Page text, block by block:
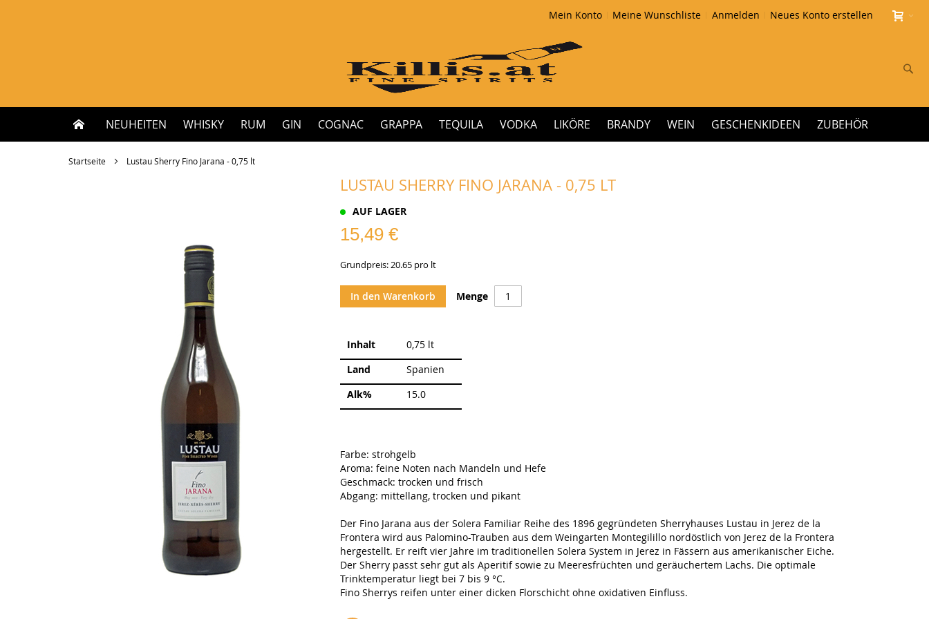
Mein Konto Meine Wunschliste Anmelden Neues Konto erstellen
NEUHEITEN WHISKY RUM GIN COGNAC GRAPPA TEQUILA VODKA LIKÖRE BRANDY WEIN GESCHENKIDEEN ZUBEHÖR
Startseite Lustau Sherry Fino Jarana - 0,75 lt
LUSTAU SHERRY FINO JARANA - 0,75 LT
AUF LAGER
15,49 €
Grundpreis: 20.65 pro lt
Menge
In den Warenkorb
Weitere
Inhalt
0,75 lt
Land
Spanien
Alk%
15.0
Farbe: strohgelb
Aroma: feine Noten nach Mandeln und Hefe
Geschmack: trocken und frisch
Abgang: mittellang, trocken und pikant
Der Fino Jarana aus der Solera Familiar Reihe des 1896 gegründeten Sherryhauses Lustau in Jerez de la
Frontera wird aus Palomino-Trauben aus dem Weingarten Montegilillo nordöstlich von Jerez de la Frontera
hergestellt. Er reift vier Jahre im traditionellen Solera System in Jerez in Fässern aus amerikanischer Eiche.
Der Sherry passt sehr gut als Aperitif sowie zu Meeresfrüchten und geräuchertem Lachs. Die optimale
Trinktemperatur liegt bei 7 bis 9 °C.
Fino Sherrys reifen unter einer dicken Florschicht ohne oxidativen Einfluss.